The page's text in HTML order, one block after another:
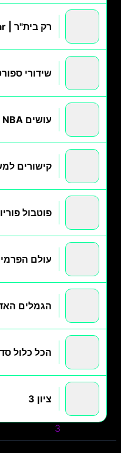
רק בית"ר | Only Beitar
שידורי
עושים NBA
קישורים
פוטבול פוריו
עולם
הגמלים
הכל כלול
ציון 3
3